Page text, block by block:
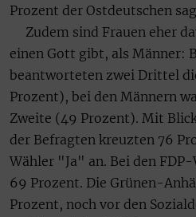
Prozent der Ostdeutschen
Zudem sind Frauen eher
einen Gott gibt, als Männer:
beantworteten zwei Drittel
Prozent), bei den Männern
Zweite (49 Prozent). Mit
der Befragten kreuzten 76
Wähler "Ja" an. Bei den
69 Prozent. Die Grünen-
Prozent, noch vor den